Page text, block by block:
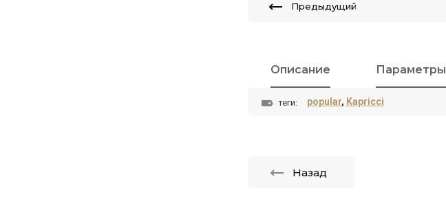
Предыдущий
Описание Параметры
теги: popular, Kapricci
Назад